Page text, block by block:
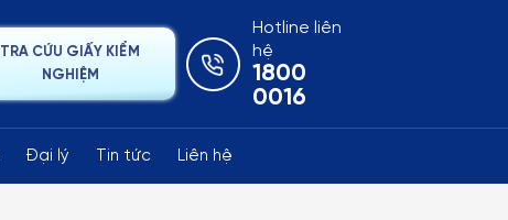
Hotline liên
hệ
1800
0016
TRA CỨU GIẤY KIỂM
NGHIỆM
Đại lý Tin tức Liên hệ